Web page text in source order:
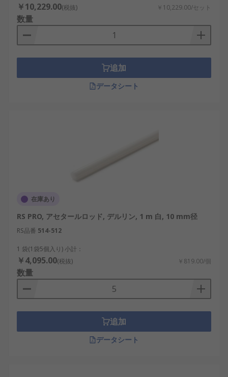
￥10,229.00(税抜) ￥10,229.00/セット
数量
追加
データシート
在庫あり
RS PRO, アセタールロッド, デルリン, 1 m 白, 10 mm径
RS品番 514-512
1 袋(1袋5個入り) 小計：
￥4,095.00(税抜) ￥819.00/個
数量
追加
データシート